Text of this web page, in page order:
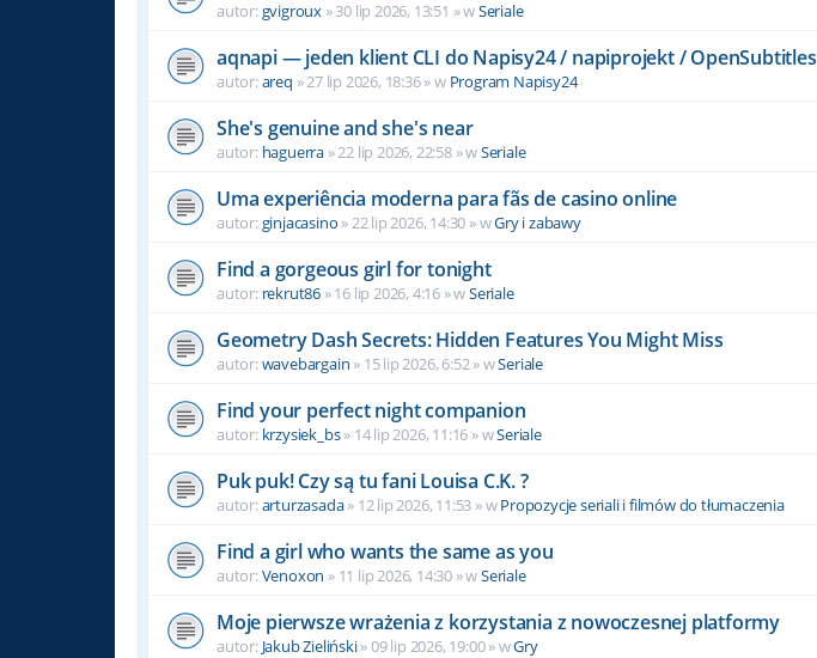
autor:gvigroux » 30 lip 2026, 13:51 » wSeriale
aqnapi — jeden klient CLI do Napisy24 / napiprojekt / OpenSubtitles
autor:areq » 27 lip 2026, 18:36 » w Program Napisy24
She's genuine and she's near
autor: haguerra » 22 lip 2026, 22:58 » wSeriale
Uma experiência moderna para fãs de casino online
autor:ginjacasino » 22 lip 2026, 14:30 » wGry i zabawy
Find a gorgeous girl for tonight
autor: rekrut86 » 16 lip 2026, 4:16 » wSeriale
Geometry Dash Secrets: Hidden Features You Might Miss
autor:wavebargain » 15 lip 2026, 6:52 » wSeriale
Find your perfect night companion
autor: krzysiek_bs» 14 lip 2026, 11:16 » wSeriale
Puk puk! Czy są tu fani Louisa C.K. ?
autor:arturzasada» 12 lip 2026, 11:53 » wPropozycje seriali i filmów do tłumaczenia
Find a girl who wants the same as you
autor:Venoxon » 11 lip 2026, 14:30 » wSeriale
Moje pierwsze wrażenia z korzystania z nowoczesnej platformy
autor: Jakub Zieliński» 09 lip 2026, 19:00 » wGry